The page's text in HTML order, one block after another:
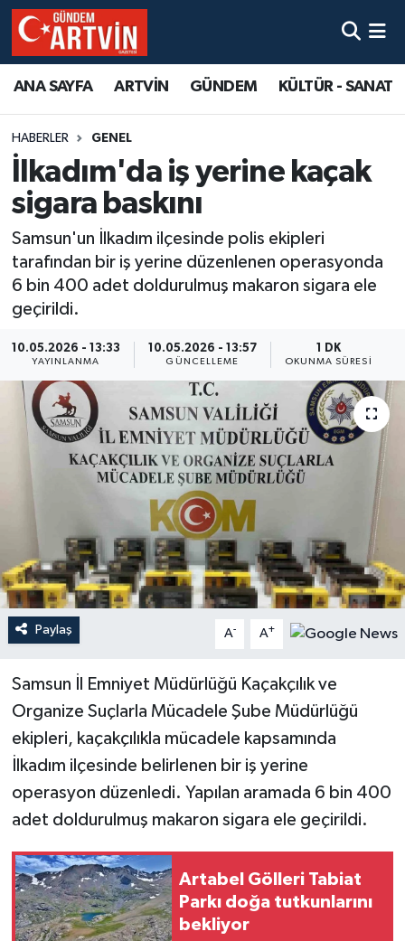
ANA SAYFA ARTVİN GÜNDEM KÜLTÜR - SANAT
HABERLER GENEL
İlkadım'da iş yerine kaçak
sigara baskını
Samsun'un İlkadım ilçesinde polis ekipleri
tarafından bir iş yerine düzenlenen operasyonda
6 bin 400 adet doldurulmuş makaron sigara ele
geçirildi.
10.05.2026 - 13:33
YAYINLANMA
10.05.2026 - 13:57
GÜNCELLEME
1 DK
OKUNMA SÜRESI
Paylaş A- A+
Samsun İl Emniyet Müdürlüğü Kaçakçılık ve
Organize Suçlarla Mücadele Şube Müdürlüğü
ekipleri, kaçakçılıkla mücadele kapsamında
İlkadım ilçesinde belirlenen bir iş yerine
operasyon düzenledi. Yapılan aramada 6 bin 400
adet doldurulmuş makaron sigara ele geçirildi.
Artabel Gölleri Tabiat
Parkı doğa tutkunlarını
bekliyor